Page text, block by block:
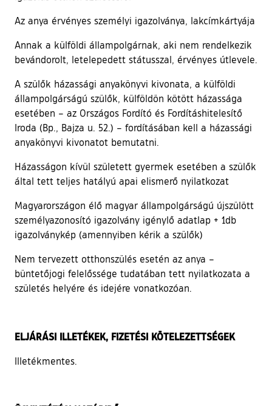
Az anya érvényes személyi igazolványa, lakcímkártyája
Annak a külföldi állampolgárnak, aki nem rendelkezik
bevándorolt, letelepedett státusszal, érvényes útlevele.
A szülők házassági anyakönyvi kivonata, a külföldi
állampolgárságú szülők, külföldön kötött házassága
esetében – az Országos Fordító és Fordításhitelesítő
Iroda (Bp., Bajza u. 52.) – fordításában kell a házassági
anyakönyvi kivonatot bemutatni.
Házasságon kívül született gyermek esetében a szülők
által tett teljes hatályú apai elismerő nyilatkozat
Magyarországon élő magyar állampolgárságú újszülött
személyazonosító igazolvány igénylő adatlap + 1db
igazolványkép (amennyiben kérik a szülők)
Nem tervezett otthonszülés esetén az anya –
büntetőjogi felelőssége tudatában tett nyilatkozata a
születés helyére és idejére vonatkozóan.
ELJÁRÁSI ILLETÉKEK, FIZETÉSI KÖTELEZETTSÉGEK
Illetékmentes.